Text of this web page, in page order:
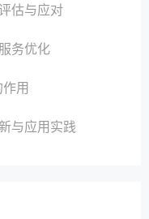
估与应对
务优化
用
与应用实践